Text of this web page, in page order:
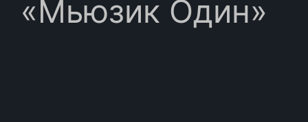
«Мьюзик Один»